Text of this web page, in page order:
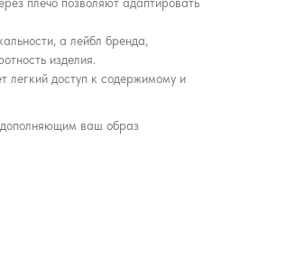
а лейбл бренда,
изделия.
легкий доступ к содержимому и
ваш образ